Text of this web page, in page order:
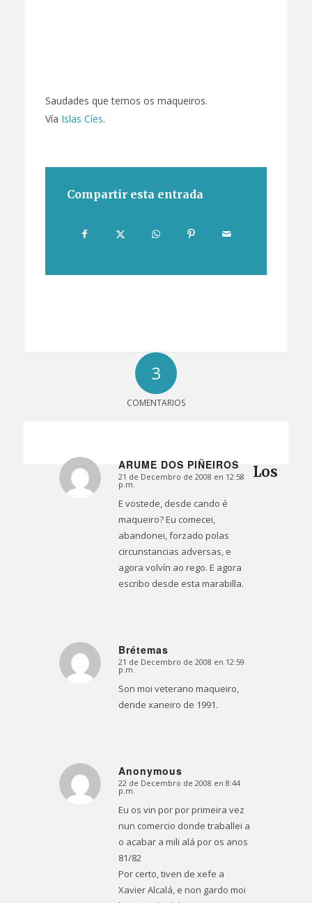
Saudades que temos os maqueiros.
Vía Islas Cíes.
Compartir esta entrada
3
COMENTARIOS
ARUME DOS PIÑEIROS
Dice:
21 de Decembro de 2008 en 12:58
p.m.
E vostede, desde cando é
maqueiro? Eu comecei,
abandonei, forzado polas
circunstancias adversas, e
agora volvín ao rego. E agora
escribo desde esta marabilla.
Brétemas
Dice:
21 de Decembro de 2008 en 12:59
p.m.
Son moi veterano maqueiro,
dende xaneiro de 1991.
Anonymous
Dice:
22 de Decembro de 2008 en 8:44
p.m.
Eu os vin por por primeira vez
nun comercio donde traballei a
o acabar a mili alá por os anos
81/82
Por certo, tiven de xefe a
Xavier Alcalá, e non gardo moi
Los